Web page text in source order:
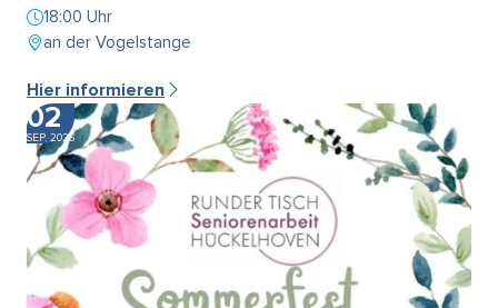
18:00 Uhr
an der Vogelstange
Hier informieren
02
SEP. 2026